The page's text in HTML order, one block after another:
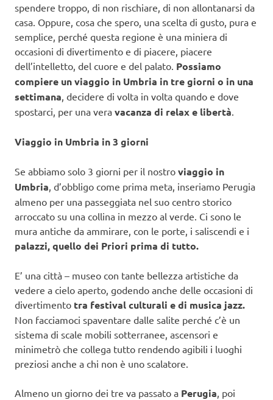
spendere troppo, di non rischiare, di non allontanarsi da
casa. Oppure, cosa che spero, una scelta di gusto, pura e
semplice, perché questa regione è una miniera di
occasioni di divertimento e di piacere, piacere
dell’intelletto, del cuore e del palato. Possiamo
compiere un viaggio in Umbria in tre giorni o in una
settimana , decidere di volta in volta quando e dove
spostarci, per una vera vacanza di relax e libertà
Viaggio in Umbria in 3 giorni
Se abbiamo solo 3 giorni per il nostro viaggio in
Umbria , d’obbligo come prima meta, inseriamo Perugia
almeno per una passeggiata nel suo centro storico
arroccato su una collina in mezzo al verde. Ci sono le
mura antiche da ammirare, con le porte, i saliscendi e i
palazzi, quello dei Priori prima di tutto.
E’ una città – museo con tante bellezza artistiche da
vedere a cielo aperto, godendo anche delle occasioni di
divertimento tra festival culturali e di musica jazz.
Non facciamoci spaventare dalle salite perché c’è un
sistema di scale mobili sotterranee, ascensori e
minimetrò che collega tutto rendendo agibili i luoghi
preziosi anche a chi non è uno scalatore.
Almeno un giorno dei tre va passato a Perugia , poi